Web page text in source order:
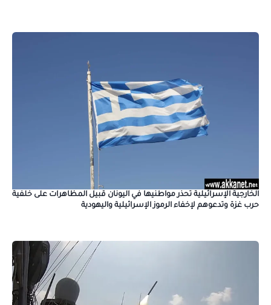
الخارجية الإسرائيلية تحذر مواطنيها في اليونان قبيل المظاهرات على خلفية
حرب غزة وتدعوهم لإخفاء الرموز الإسرائيلية واليهودية